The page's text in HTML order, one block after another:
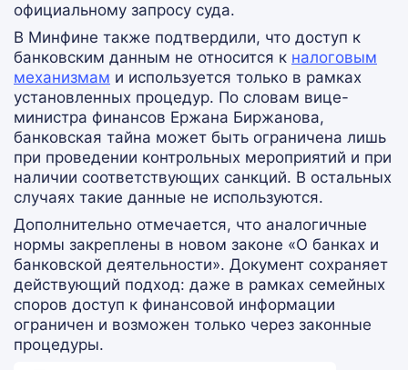
официальному запросу суда.
В Минфине также подтвердили, что доступ к
банковским данным не относится к налоговым
механизмам и используется только в рамках
установленных процедур. По словам вице-
министра финансов Ержана Биржанова,
банковская тайна может быть ограничена лишь
при проведении контрольных мероприятий и при
наличии соответствующих санкций. В остальных
случаях такие данные не используются.
Дополнительно отмечается, что аналогичные
нормы закреплены в новом законе «О банках и
банковской деятельности». Документ сохраняет
действующий подход: даже в рамках семейных
споров доступ к финансовой информации
ограничен и возможен только через законные
процедуры.